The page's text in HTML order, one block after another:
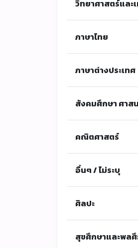
วิทยาศาสตร์และ
ภาษาไทย
ภาษาต่างประเทศ
สังคมศึกษา ศาส
คณิตศาสตร์
อื่นๆ / ไม่ระบุ
ศิลปะ
สุขศึกษาและพล